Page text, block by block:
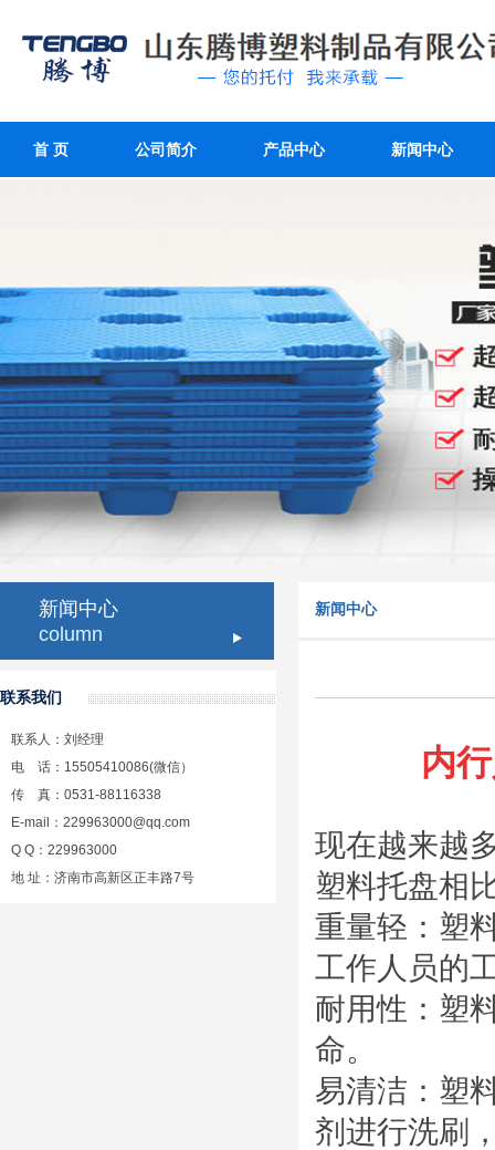
首 页 公司简介 产品中心 新闻中心
新闻中心
column
联系我们
联系人：刘经理
电 话：15505410086(微信）
传 真：0531-88116338
E-mail：229963000@qq.com
Q Q：229963000
地 址：济南市高新区正丰路7号
新闻中心
内
现在越来越
塑料托盘相
重量轻：塑
工作人员的
耐用性：塑
命。
易清洁：塑
剂进行洗刷